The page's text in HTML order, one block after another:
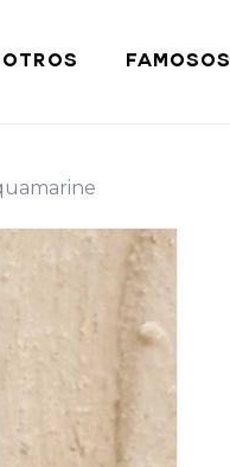
FAMOSOS
Cart